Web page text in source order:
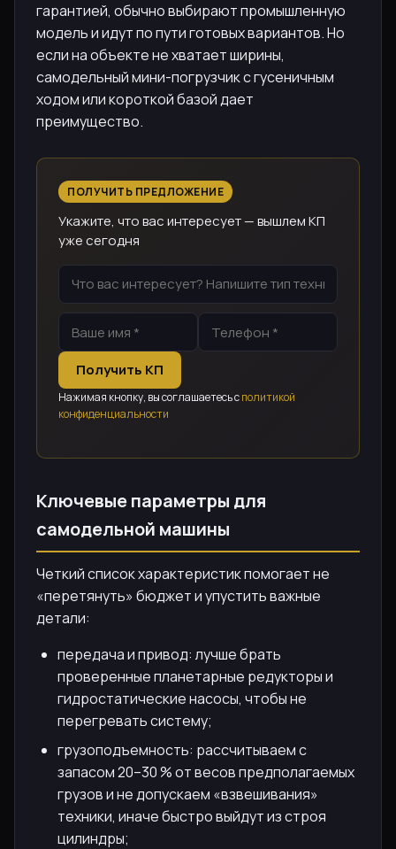
гарантией, обычно выбирают промышленную
модель и идут по пути готовых вариантов. Но
если на объекте не хватает ширины,
самодельный мини-погрузчик с гусеничным
ходом или короткой базой дает
преимущество.
ПОЛУЧИТЬ ПРЕДЛОЖЕНИЕ
Укажите, что вас интересует — вышлем КП
уже сегодня
Получить КП
Нажимая кнопку, вы соглашаетесь сполитикой
конфиденциальности
Ключевые параметры для
самодельной машины
Четкий список характеристик помогает не
«перетянуть» бюджет и упустить важные
детали:
передача и привод: лучше брать
проверенные планетарные редукторы и
гидростатические насосы, чтобы не
перегревать систему;
грузоподъемность: рассчитываем с
запасом 20–30 % от весов предполагаемых
грузов и не допускаем «взвешивания»
техники, иначе быстро выйдут из строя
цилиндры;